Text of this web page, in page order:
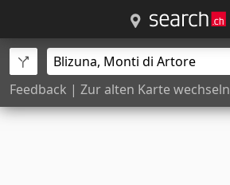
Feedback | Zur alten Karte wechseln